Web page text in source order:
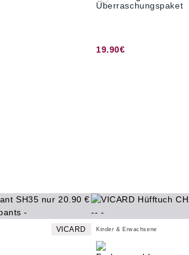
Überraschungspaket
19.90€
VICARD Kinder & Erwachsene